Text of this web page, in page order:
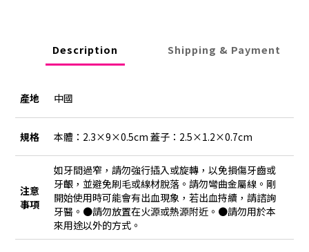
Description Shipping & Payment
產地 中國
規格 本體：2.3×9×0.5cm 蓋子：2.5×1.2×0.7cm
注意
事項
如牙間過窄，請勿強行插入或旋轉，以免損傷牙齒或
牙齦，並避免刷毛或線材脫落。請勿彎曲金屬線。剛
開始使用時可能會有出血現象，若出血持續，請諮詢
牙醫。●請勿放置在火源或熱源附近。●請勿用於本
來用途以外的方式。